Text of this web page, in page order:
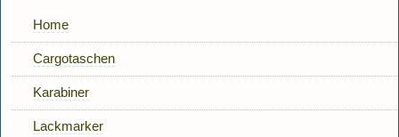
Home
Cargotaschen
Karabiner
Lackmarker